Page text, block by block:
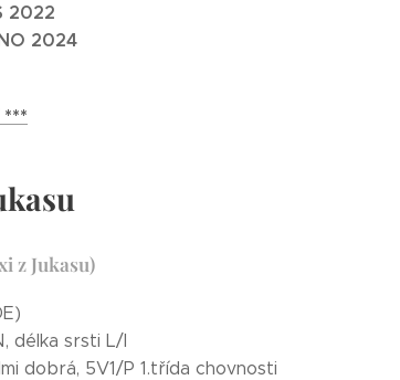
2022
2024
z Jukasu)
délka srsti L/l
dobrá, 5V1/P 1.třída chovnosti